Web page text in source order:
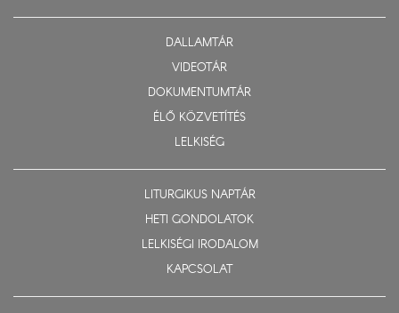
DALLAMTÁR
VIDEOTÁR
DOKUMENTUMTÁR
ÉLŐ KÖZVETÍTÉS
LELKISÉG
LITURGIKUS NAPTÁR
HETI GONDOLATOK
LELKISÉGI IRODALOM
KAPCSOLAT